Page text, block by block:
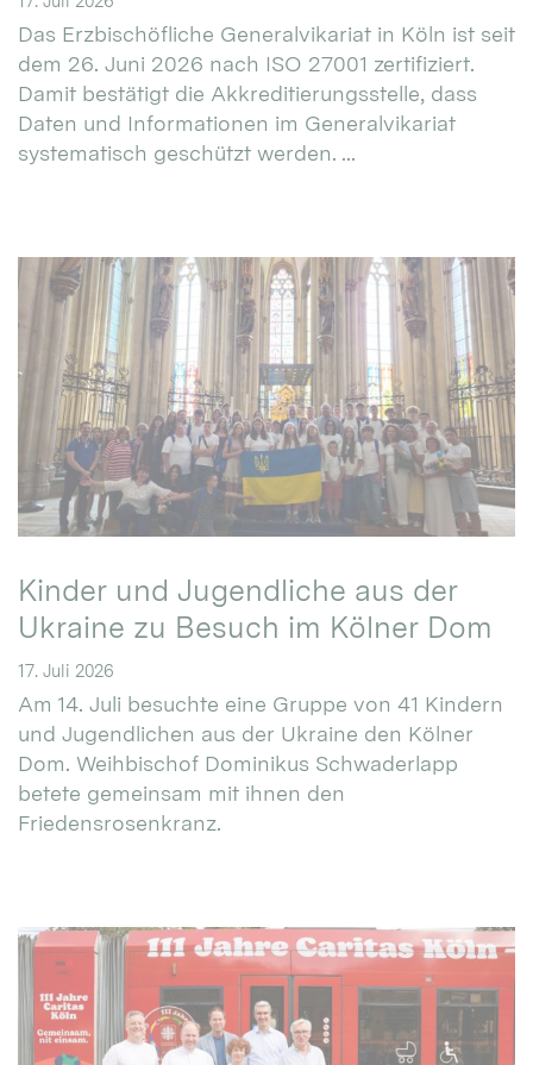
Das Erzbischöfliche Generalvikariat in Köln ist seit
dem 26. Juni 2026 nach ISO 27001 zertifiziert.
Damit bestätigt die Akkreditierungsstelle, dass
Daten und Informationen im Generalvikariat
systematisch geschützt werden. ...
Kinder und Jugendliche aus der
Ukraine zu Besuch im Kölner Dom
17. Juli 2026
Am 14. Juli besuchte eine Gruppe von 41 Kindern
und Jugendlichen aus der Ukraine den Kölner
Dom. Weihbischof Dominikus Schwaderlapp
betete gemeinsam mit ihnen den
Friedensrosenkranz.